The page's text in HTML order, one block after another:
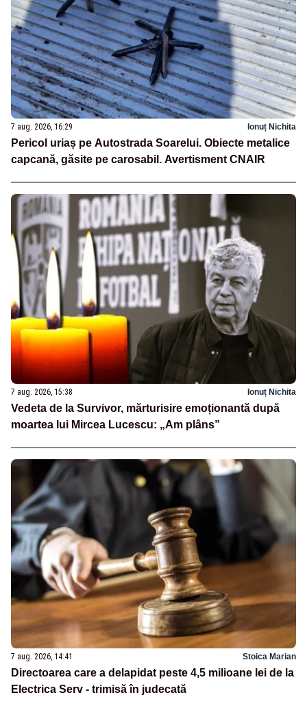
7 aug. 2026, 16:29 Ionuț Nichita
Pericol uriaș pe Autostrada Soarelui. Obiecte metalice
capcană, găsite pe carosabil. Avertisment CNAIR
7 aug. 2026, 15:38 Ionuț Nichita
Vedeta de la Survivor, mărturisire emoționantă după
moartea lui Mircea Lucescu: „Am plâns”
7 aug. 2026, 14:41 Stoica Marian
Directoarea care a delapidat peste 4,5 milioane lei de la
Electrica Serv - trimisă în judecată